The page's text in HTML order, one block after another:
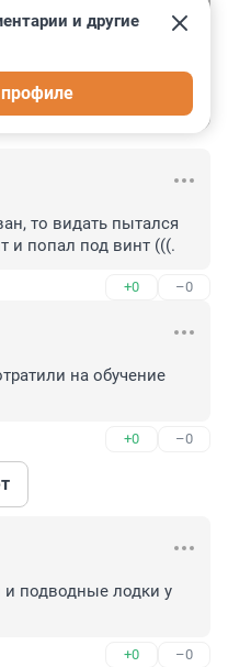
и другие
то видать пытался
и попал под винт (((.
+0 –0
на обучение
+0 –0
и подводные лодки у
+0 –0